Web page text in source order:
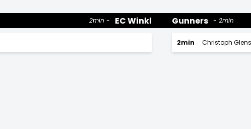
EC Winkl
2min Gunners 2min
2min Christoph